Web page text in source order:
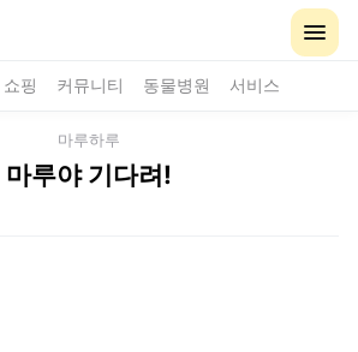
쇼핑 커뮤니티 동물병원 서비스
마루하루
마루야 기다려!